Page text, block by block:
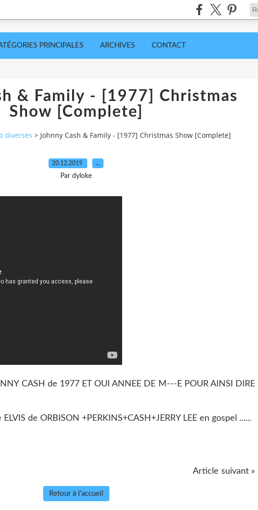
PRINCIPALES ARCHIVES CONTACT
& Family - [1977] Christmas
Show [Complete]
diverses > Johnny Cash & Family - [1977] Christmas Show [Complete]
20.12.2019 …
Par dyloke
CASH de 1977 ET OUI ANNEE DE M---E POUR AINSI DIRE
de ORBISON +PERKINS+CASH+JERRY LEE en gospel ......
Article suivant »
Retour à l'accueil